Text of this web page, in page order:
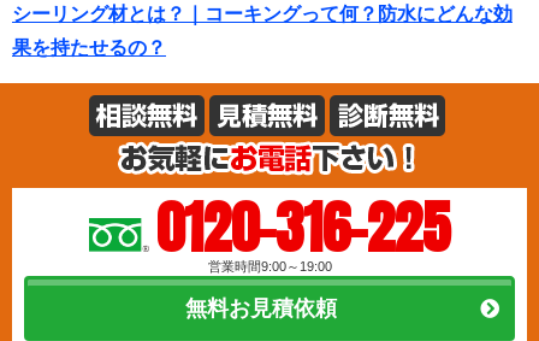
シーリング材とは？｜コーキングって何？防水にどんな効
果を持たせるの？
0120-316-225
営業時間9:00～19:00
無料お見積依頼